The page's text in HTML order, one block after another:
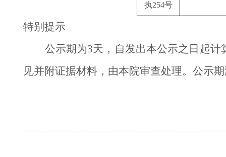
执254号
特别提示
公示期为3天，自发出本公示之日起
见并附证据材料，由本院审查处理。公示